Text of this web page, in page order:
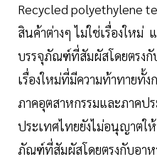
Recycled polyethylene
สินค้าต่างๆ ไม่ใช่เรื่องใหม่
บรรจุภัณฑ์ที่สัมผัสโดยตรงกั
เรื่องใหม่ที่มีความท้าทายทั้ง
ภาคอุตสาหกรรมและภาคป
ประเทศไทยยังไม่อนุญาตใ
ภัณฑ์ที่สัมผัสโดยตรงกับอาห